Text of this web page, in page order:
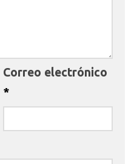
Correo electrónico
*